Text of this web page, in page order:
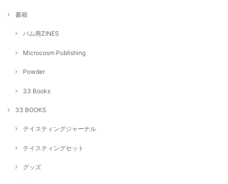
書籍
バム商ZINES
Microcosm Publishing
Powder
33 Books
33 BOOKS
テイスティングジャーナル
テイスティングセット
グッズ